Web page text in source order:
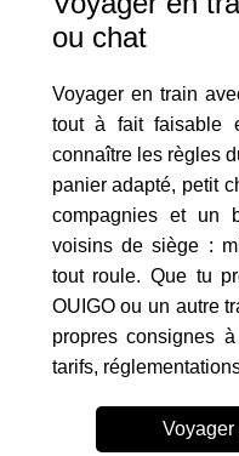
ou chat
Voyager en train
tout à fait faisable
connaître les règles
panier adapté, petit
compagnies et un
voisins de siège :
tout roule. Que tu
OUIGO ou un autre
propres consignes
tarifs,
Voyager